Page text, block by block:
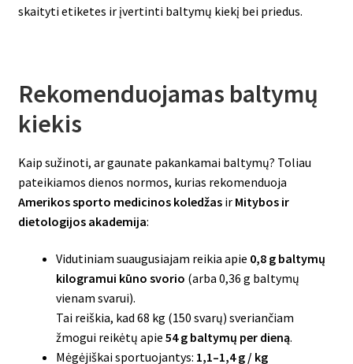
skaityti etiketes ir įvertinti baltymų kiekį bei priedus.
Rekomenduojamas baltymų
kiekis
Kaip sužinoti, ar gaunate pakankamai baltymų? Toliau
pateikiamos dienos normos, kurias rekomenduoja
Amerikos sporto medicinos koledžasir Mitybos ir
dietologijos akademija:
Vidutiniam suaugusiajam reikia apie 0,8 g baltymų
kilogramui kūno svorio (arba 0,36 g baltymų
vienam svarui).
Tai reiškia, kad 68 kg (150 svarų) sveriančiam
žmogui reikėtų apie 54 g baltymų per dieną.
Mėgėjiškai sportuojantys: 1,1–1,4 g / kg